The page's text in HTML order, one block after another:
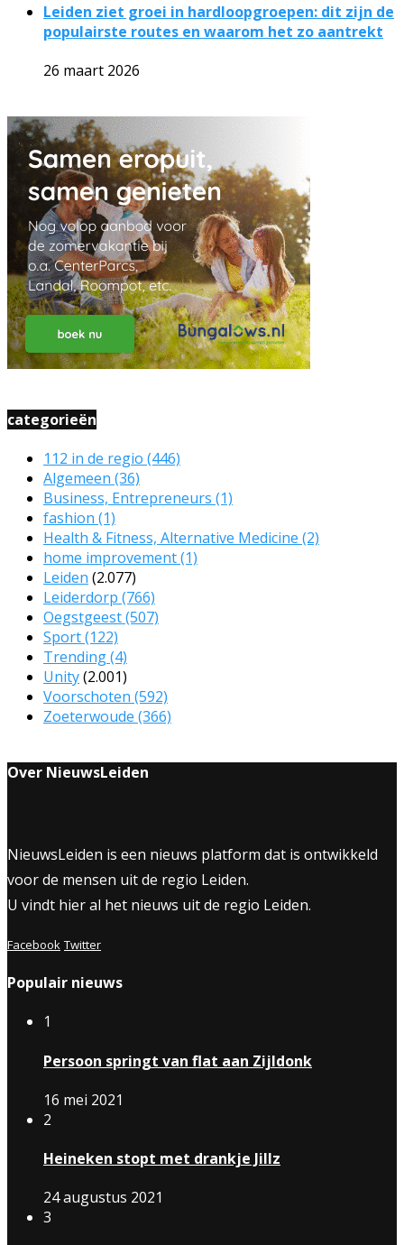
Leiden ziet groei in hardloopgroepen: dit zijn de
populairste routes en waarom het zo aantrekt
26 maart 2026
categorieën
112 in de regio (446)
Algemeen (36)
Business, Entrepreneurs (1)
fashion (1)
Health & Fitness, Alternative Medicine (2)
home improvement(1)
Leiden (2.077)
Leiderdorp (766)
Oegstgeest(507)
Sport(122)
Trending(4)
Unity(2.001)
Voorschoten (592)
Zoeterwoude (366)
Over NieuwsLeiden
NieuwsLeiden is een nieuws platform dat is ontwikkeld
voor de mensen uit de regio Leiden.
U vindt hier al het nieuws uit de regio Leiden.
Facebook Twitter
Populair nieuws
1
Persoon springt van flat aan Zijldonk
16 mei 2021
2
Heineken stopt met drankje Jillz
24 augustus 2021
3